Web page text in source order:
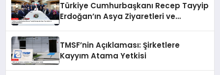
Türkiye Cumhurbaşkanı Recep Tayyip
Erdoğan’ın Asya Ziyaretleri ve
TMSF’nin Açıklaması: Şirketlere
Kayyım Atama Yetkisi